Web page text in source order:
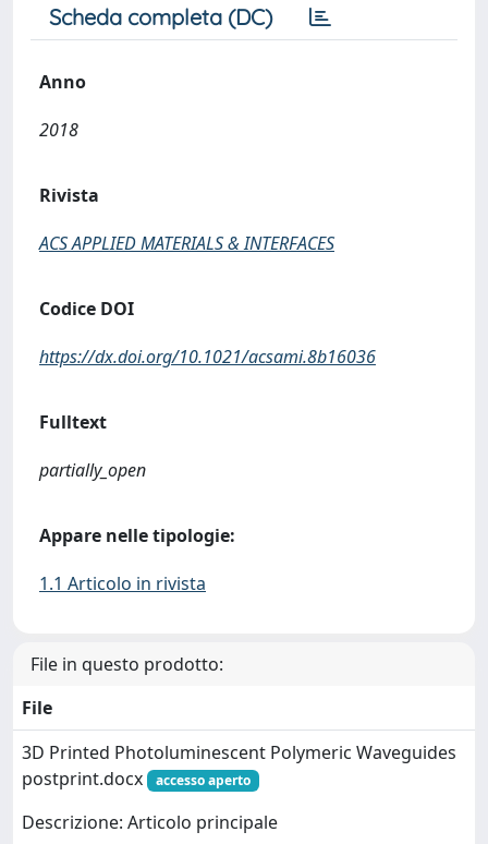
Scheda completa (DC)
Anno
2018
Rivista
ACS APPLIED MATERIALS & INTERFACES
Codice DOI
https://dx.doi.org/10.1021/acsami.8b16036
Fulltext
partially_open
Appare nelle tipologie:
1.1 Articolo in rivista
File in questo prodotto:
File
3D Printed Photoluminescent Polymeric Waveguides
postprint.docx
accesso aperto
Descrizione: Articolo principale